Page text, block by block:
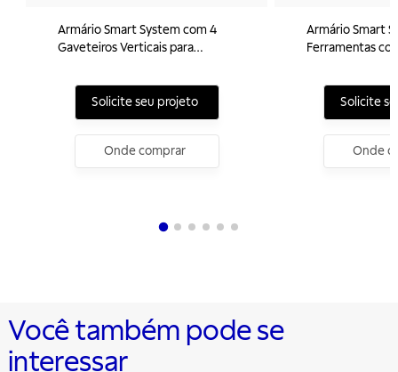
Armário Smart System com 4
Gaveteiros Verticais para
Solicite seu projeto
Onde comprar
Armário Smart
Ferramentas
Solicite
Onde
Você também pode se
interessar